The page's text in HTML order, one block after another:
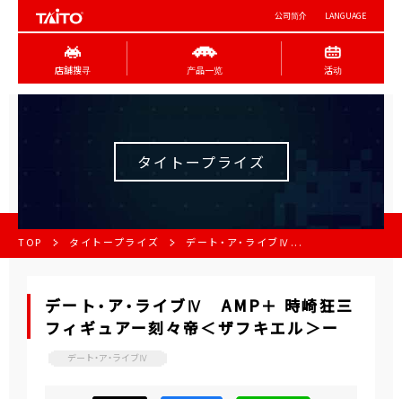
公司简介 LANGUAGE
店舖搜寻 产品一览 活动
タイトープライズ
TOP タイトープライズ デート・ア・ライブⅣ...
デート・ア・ライブⅣ AMP＋ 時崎狂三
フィギュアー刻々帝＜ザフキエル＞ー
デート・ア・ライブⅣ